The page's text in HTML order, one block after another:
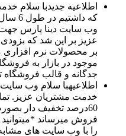
اطلاعیه جدیدبا سلام
که
وب سایت دینا پارس
عزیز بر این شد که
بر محصولات نرم افزاری
موجود در بازار به
جدگانه و قالب فروشگاه
اطلاعیهبا سلام وب سایت
60درصد تخفیف دار
فروش میرساند
را با وب سایت های